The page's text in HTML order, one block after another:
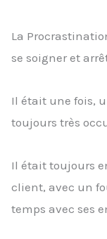
La
se soigner et
Il était une fois,
toujours très
Il était toujours
client, avec un
temps avec ses